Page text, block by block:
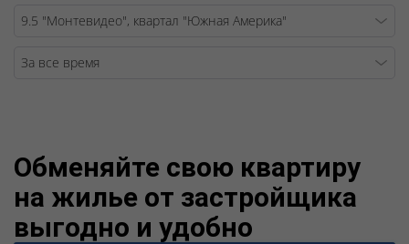
Обменяйте свою квартиру
на жилье от застройщика
выгодно и удобно